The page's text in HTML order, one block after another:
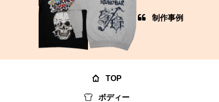
制作事例
TOP
ボディー